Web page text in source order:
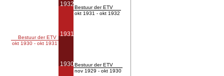
Bestuur der ETV
okt 1930 - okt 1931
1932
1931
1930
Bestuur der ETV
okt 1931 - okt 1932
Bestuur der ETV
nov 1929 - okt 1930